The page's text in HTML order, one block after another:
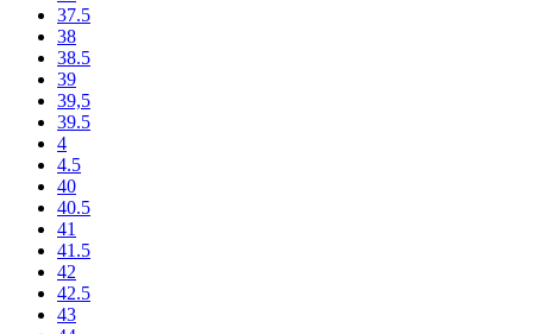
37.5
38
38.5
39
39,5
39.5
4
4.5
40
40.5
41
41.5
42
42.5
43